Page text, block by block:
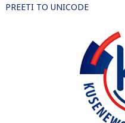
PREETI TO UNICODE